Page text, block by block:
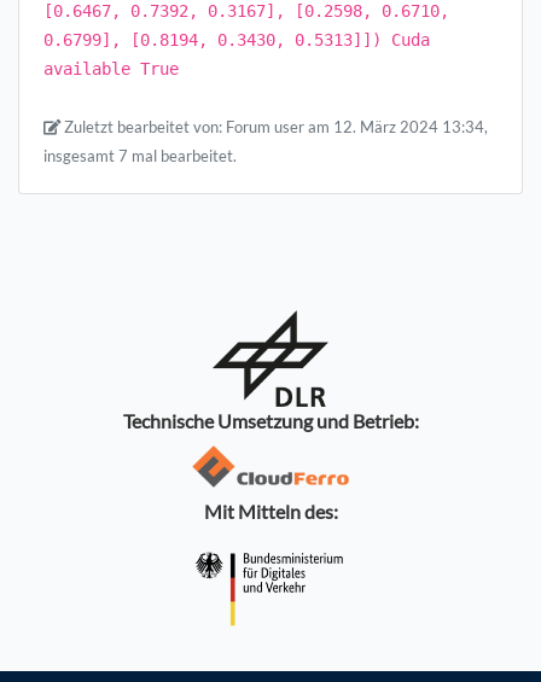
[0.6467, 0.7392, 0.3167], [0.2598, 0.6710,
0.6799], [0.8194, 0.3430, 0.5313]]) Cuda
available True
Zuletzt bearbeitet von: Forum useram 12. März 2024 13:34,
insgesamt 7 mal bearbeitet.
Technische Umsetzung und Betrieb:
Mit Mitteln des: